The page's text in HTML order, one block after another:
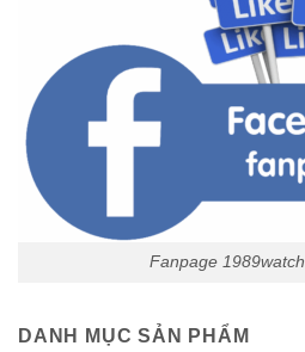
Fanpage 1989watch
DANH MỤC SẢN PHẨM